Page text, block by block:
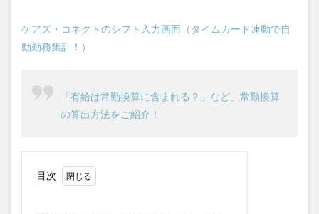
ケアズ・コネクトのシフト入力画面（タイムカード連動で自
動勤務集計！）
「有給は常勤換算に含まれる？」など、常勤換算
の算出方法をご紹介！
目次
EQ
Future Care Lab in Japan
Hareru Base Arimatsu
ibuki
SOMPOケア
おとなりさん。
SOMPOフーズ
SOMPOホールディングス
いづみデイサービスセンター
いろはにかいご
エニアグラム
スマート介護